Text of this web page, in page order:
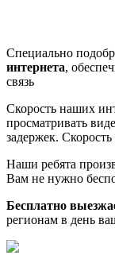
Специально
интернета,
связь
Скорость наших
просматривать
задержек.
Наши ребята
Вам не нужно
Бесплатно
регионам в день